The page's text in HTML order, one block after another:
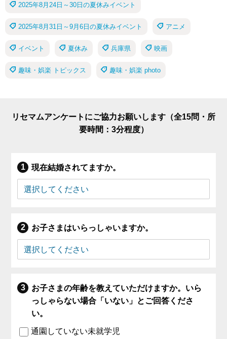
2025年8月24日～30日の夏休みイベント
2025年8月31日～9月6日の夏休みイベント アニメ
イベント 夏休み 兵庫県 映画
趣味・娯楽 トピックス 趣味・娯楽 photo
リセマムアンケートにご協力お願いします（全15問・所
要時間：3分程度）
現在結婚されてますか。
お子さまはいらっしゃいますか。
お子さまの年齢を教えていただけますか。いら
っしゃらない場合「いない」とご回答くださ
い。
通園していない未就学児